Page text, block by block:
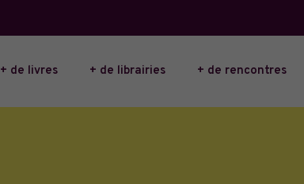
+ de livres + de librairies + de rencontres